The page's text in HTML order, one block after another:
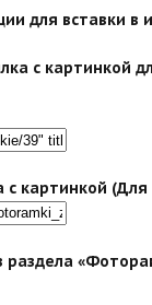
для вставки в
с картинкой
с картинкой